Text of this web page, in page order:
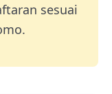
sesuai